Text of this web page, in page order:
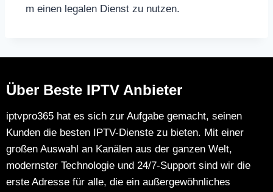
m einen legalen Dienst zu nutzen.
Über Beste IPTV Anbieter
iptvpro365 hat es sich zur Aufgabe gemacht, seinen
Kunden die besten IPTV-Dienste zu bieten. Mit einer
großen Auswahl an Kanälen aus der ganzen Welt,
modernster Technologie und 24/7-Support sind wir die
erste Adresse für alle, die ein außergewöhnliches